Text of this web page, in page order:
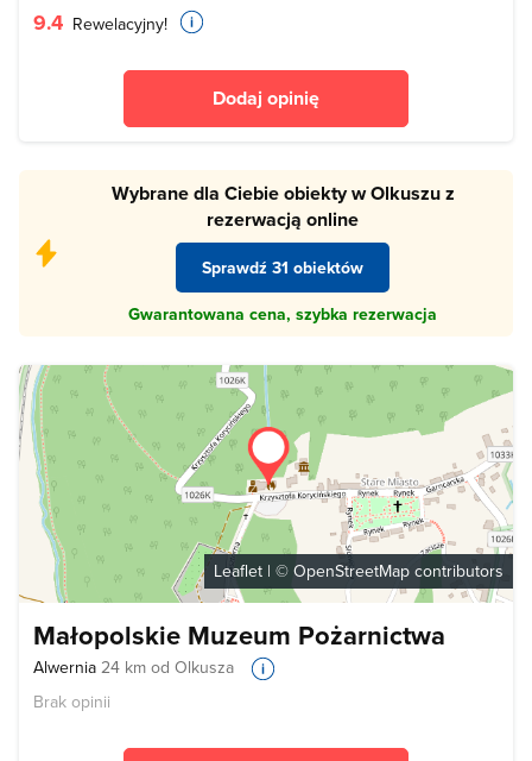
9.4 Rewelacyjny!
Dodaj opinię
Wybrane dla Ciebie obiekty w Olkuszu z
rezerwacją online
Sprawdź 31 obiektów
Gwarantowana cena, szybka rezerwacja
Leaflet | © OpenStreetMap contributors
Małopolskie Muzeum Pożarnictwa
Alwernia 24 km od Olkusza
Brak opinii